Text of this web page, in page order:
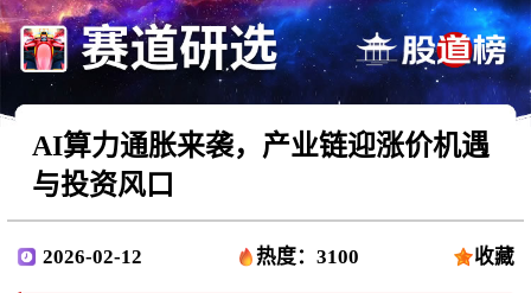
AI算力通胀来袭，产业链迎涨价机遇
与投资风口
2026-02-12 热度：3100 收藏